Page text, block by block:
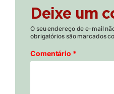
Deixe um
O seu endereço de e-mail
obrigatórios são marcados
Comentário *